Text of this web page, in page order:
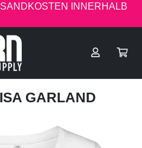
INNERHALB
GARLAND